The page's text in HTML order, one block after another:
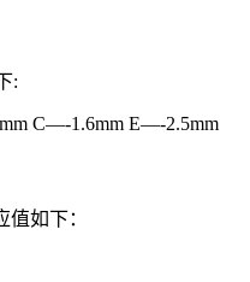
:
C—-1.6mm E—-2.5mm
如下：